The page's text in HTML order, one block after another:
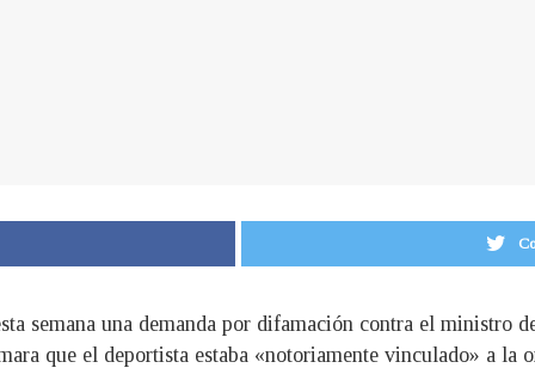
semana una demanda por difamación contra el ministro
que el deportista estaba «notoriamente vinculado» a la